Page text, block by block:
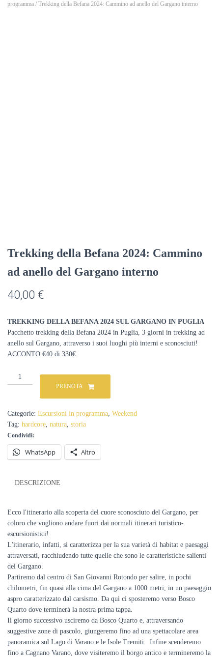
programma / Trekking della Befana 2024: Cammino ad anello del Gargano interno
Trekking della Befana 2024: Cammino
ad anello del Gargano interno
40,00 €
TREKKING DELLA BEFANA 2024 SUL GARGANO IN PUGLIA
Pacchetto trekking della Befana 2024 in Puglia, 3 giorni in trekking ad
anello sul Gargano, attraverso i suoi luoghi più interni e sconosciuti!
ACCONTO €40 di 330€
Trekking
della
Cammino
ad
anello
del
Gargano
interno
PRENOTA
Categorie: Escursioni in programma, Weekend
Tag: hardcore, natura, storia
Condividi:
WhatsApp Altro
DESCRIZIONE
Ecco l'itinerario alla scoperta del cuore sconosciuto del Gargano, per
coloro che vogliono andare fuori dai normali itinerari turistico-
escursionistici!
L'itinerario, infatti, si caratterizza per la sua varietà di habitat e paesaggi
attraversati, racchiudendo tutte quelle che sono le caratteristiche salienti
del Gargano.
Partiremo dal centro di San Giovanni Rotondo per salire, in pochi
chilometri, fin quasi alla cima del Gargano a 1000 metri, in un paesaggio
aspro caratterizzato dal carsismo. Da qui ci sposteremo verso Bosco
Quarto dove terminerà la nostra prima tappa.
Il giorno successivo usciremo da Bosco Quarto e, attraversando
suggestive zone di pascolo, giungeremo fino ad una spettacolare area
panoramica sul Lago di Varano e le Isole Tremiti. Infine scenderemo
fino a Cagnano Varano, dove visiteremo il borgo antico e termineremo la